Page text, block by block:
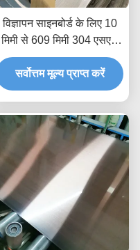
विज्ञापन साइनबोर्ड के लिए 10
मिमी से 609 मिमी 304 एसएस
स्ट्रिप कॉइल गोल्ड हेयरलाइन
सर्वोत्तम मूल्य प्राप्त करें